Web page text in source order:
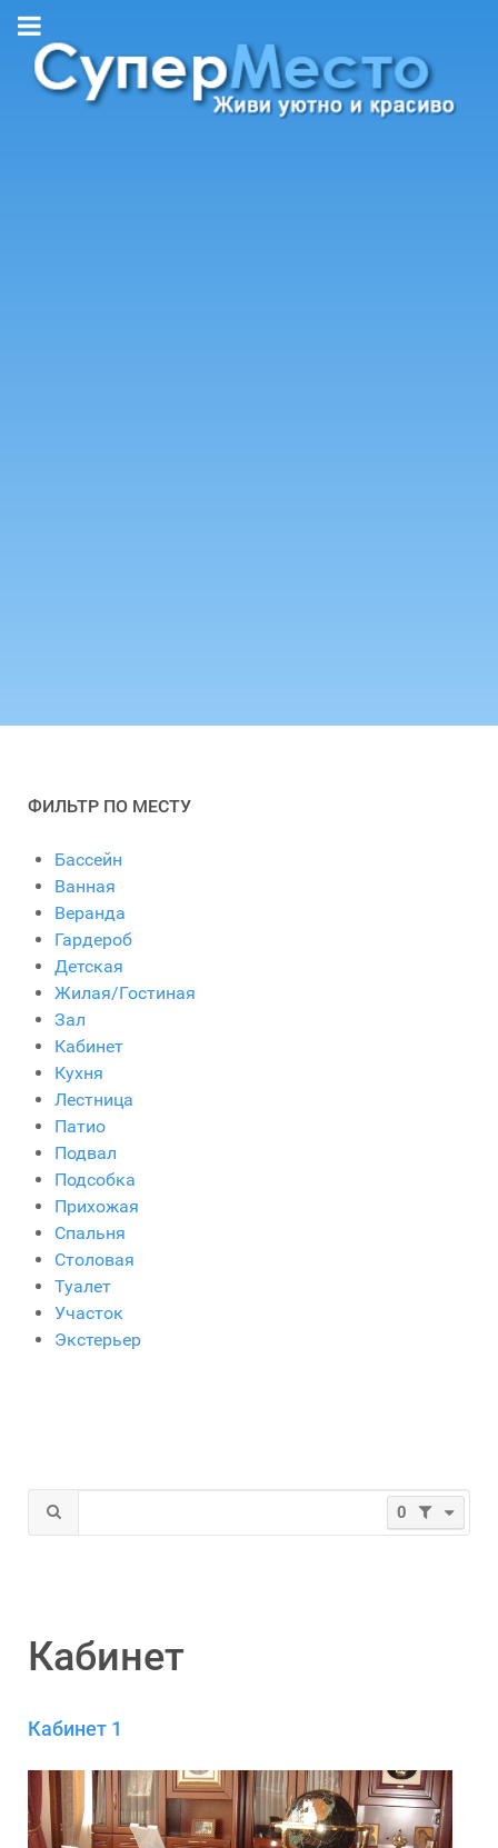
ФИЛЬТР ПО МЕСТУ
Бассейн
Ванная
Веранда
Гардероб
Детская
Жилая/Гостиная
Зал
Кабинет
Кухня
Лестница
Патио
Подвал
Подсобка
Прихожая
Спальня
Столовая
Туалет
Участок
Экстерьер
0
Кабинет
Кабинет 1